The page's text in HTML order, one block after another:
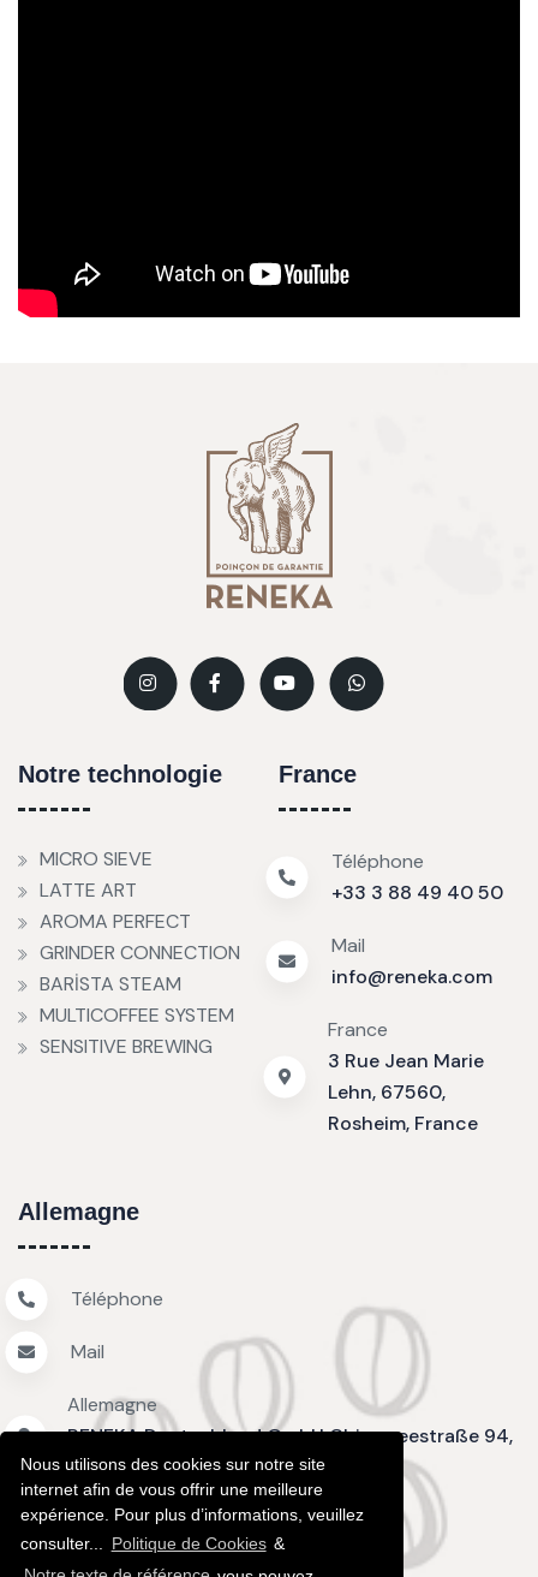
Nous utilisons des cookies sur notre site
internet afin de vous offrir une meilleure
expérience. Pour plus d’informations, veuillez
consulter...
Politique de Cookies &
Notre technologie
MICRO SIEVE
LATTE ART
AROMA PERFECT
GRINDER CONNECTION
BARİSTA STEAM
MULTICOFFEE SYSTEM
SENSITIVE BREWING
France
Téléphone
+33 3 88 49 40 50
Mail
info@reneka.com
France
3 Rue Jean Marie
Lehn, 67560,
Rosheim, France
Allemagne
Téléphone
Mail
Allemagne
RENEKA Deutschland GmbH Chiemseestraße 94,
D-83233 Bernau am Chiemsee